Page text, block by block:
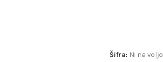
Šifra: Ni na voljo